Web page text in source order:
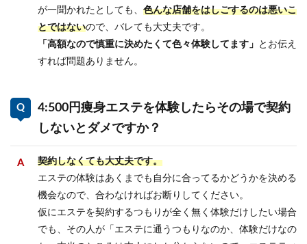
が一聞かれたとしても、 色んな店舗をはしごするのは悪いこ
とではないので、バレても大丈夫です。
「高額なので慎重に決めたくて色々体験してます」
とお伝え
すれば問題ありません。
4:500円痩身エステを体験したらその場で契約
しないとダメですか？
契約しなくても大丈夫です。
エステの体験はあくまでも自分に合ってるかどうかを決める
機会なので、合わなければお断りしてください。
仮にエステを契約するつもりが全く無く体験だけしたい場合
でも、その人が「エステに通うつもりなのか、体験だけなの